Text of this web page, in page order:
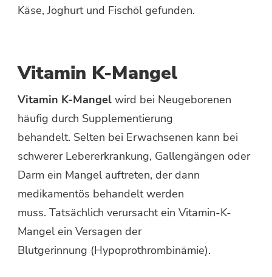
Käse, Joghurt und Fischöl gefunden.
Vitamin K-Mangel
Vitamin K-Mangel wird bei Neugeborenen
häufig durch Supplementierung
behandelt. Selten bei Erwachsenen kann bei
schwerer Lebererkrankung, Gallengängen oder
Darm ein Mangel auftreten, der dann
medikamentös behandelt werden
muss. Tatsächlich verursacht ein Vitamin-K-
Mangel ein Versagen der
Blutgerinnung (Hypoprothrombinämie).